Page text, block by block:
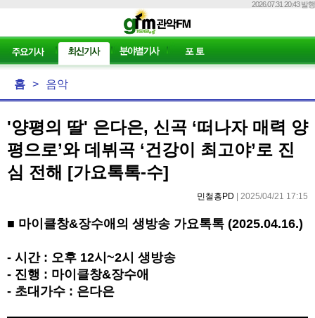
2026.07.31 20:43 발행
홈 > 음악
'양평의 딸' 은다은, 신곡 ‘떠나자 매력 양
평으로’와 데뷔곡 ‘건강이 최고야’로 진
심 전해 [가요톡톡-수]
민철홍PD | 2025/04/21 17:15
■ 마이클창&장수애의 생방송 가요톡톡 (2025.04.16.)
- 시간 : 오후 12시~2시 생방송
- 진행 : 마이클창&장수애
- 초대가수 : 은다은